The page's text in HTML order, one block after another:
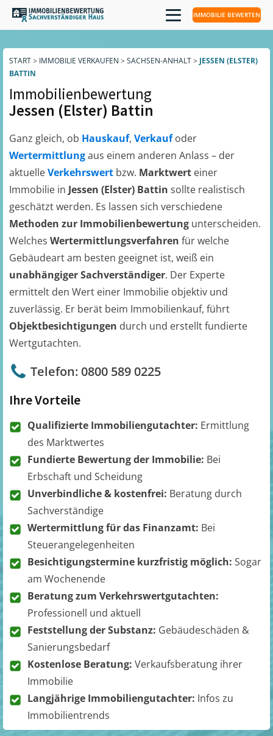
IMMOBILIE BEWERTEN
START> IMMOBILIE VERKAUFEN > SACHSEN-ANHALT> JESSEN (ELSTER)
BATTIN
Immobilienbewertung
Jessen (Elster) Battin
Ganz gleich, ob Hauskauf, Verkaufoder
Wertermittlungaus einem anderen Anlass – der
aktuelleVerkehrswert bzw. Marktwert einer
Immobilie in Jessen (Elster) Battin sollte realistisch
geschätzt werden. Es lassen sich verschiedene
Methoden zur Immobilienbewertung unterscheiden.
Welches Wertermittlungsverfahren für welche
Gebäudeart am besten geeignet ist, weiß ein
unabhängiger Sachverständiger. Der Experte
ermittelt den Wert einer Immobilie objektiv und
zuverlässig. Er berät beim Immobilienkauf, führt
Objektbesichtigungen durch und erstellt fundierte
Wertgutachten.
Telefon: 0800 589 0225
Ihre Vorteile
Qualifizierte Immobiliengutachter: Ermittlung
des Marktwertes
Fundierte Bewertung der Immobilie: Bei
Erbschaft und Scheidung
Unverbindliche & kostenfrei: Beratung durch
Sachverständige
Wertermittlung für das Finanzamt: Bei
Steuerangelegenheiten
Besichtigungstermine kurzfristig möglich: Sogar
am Wochenende
Beratung zum Verkehrswertgutachten:
Professionell und aktuell
Feststellung der Substanz: Gebäudeschäden &
Sanierungsbedarf
Kostenlose Beratung: Verkaufsberatung ihrer
Immobilie
Langjährige Immobiliengutachter: Infos zu
Immobilientrends